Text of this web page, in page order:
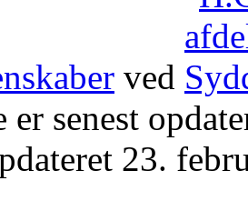
ved
er senest
23.